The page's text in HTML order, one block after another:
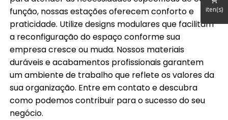
iten(s)
função, nossas estações oferecem conforto e
praticidade. Utilize designs modulares que facilitam
a reconfiguração do espaço conforme sua
empresa cresce ou muda. Nossos materiais
duráveis e acabamentos profissionais garantem
um ambiente de trabalho que reflete os valores da
sua organização. Entre em contato e descubra
como podemos contribuir para o sucesso do seu
negócio.